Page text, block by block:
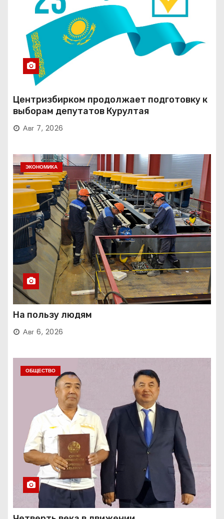
Центризбирком продолжает подготовку к
выборам депутатов Курултая
Авг 7, 2026
ЭКОНОМИКА
На пользу людям
Авг 6, 2026
ОБЩЕСТВО